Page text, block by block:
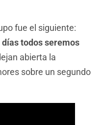
fue el siguiente:
días todos seremos
abierta la
sobre un segundo